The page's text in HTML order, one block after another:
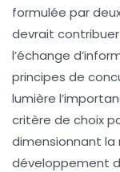
formulée par
devrait
l’échange
principes de
lumière
critère de choix
dimensionnant la
développement